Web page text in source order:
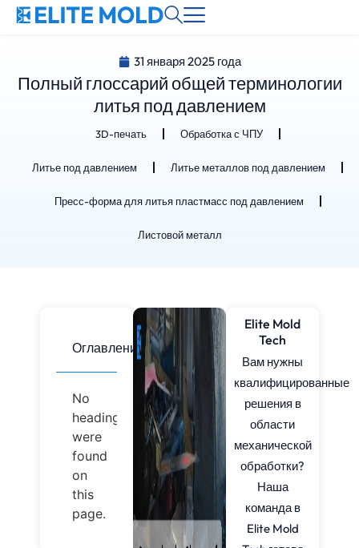
31 января 2025 года
Полный глоссарий общей терминологии
литья под давлением
3D-печать Обработка с ЧПУ
Литье под давлением Литье металлов под давлением
Пресс-форма для литья пластмасс под давлением
Листовой металл
Оглавление
No
headings
were
found
on
this
page.
Elite Mold
Tech
Вам нужны
квалифицированные
решения в
области
механической
обработки?
Наша
команда в
Elite Mold